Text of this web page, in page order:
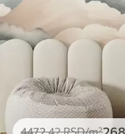
4472.42RSD/m²